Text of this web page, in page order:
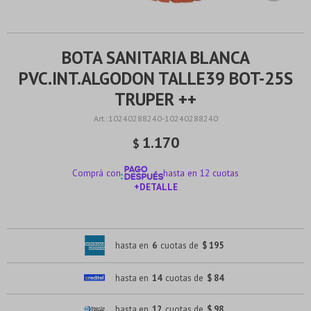
BOTA SANITARIA BLANCA
PVC.INT.ALGODON TALLE39 BOT-25S
TRUPER ++
10240288240-10240288240
$ 1.170
Comprá con
hasta en 12 cuotas
+DETALLE
hasta en 6 cuotas de $ 195
hasta en 14 cuotas de $ 84